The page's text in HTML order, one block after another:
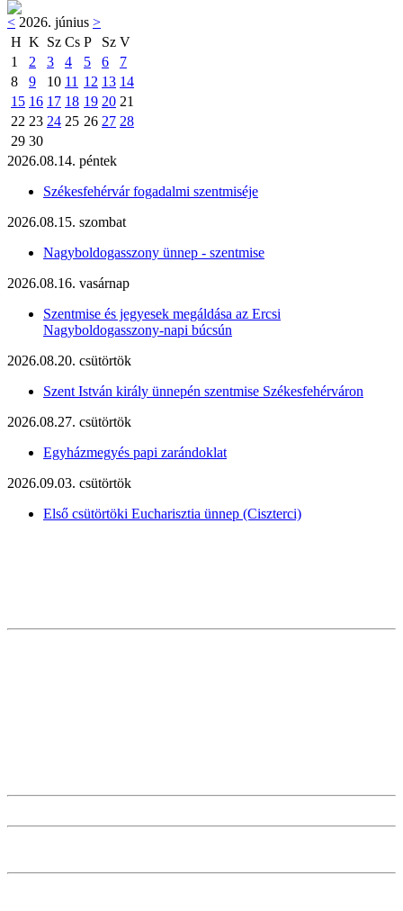
< 2026. június >
H K Sz Cs P Sz V
1
2 3 4 5 6
7
8
9 10 11 12 13 14
15 16 17 18 19 20 21
22 23 24 25 26 27 28
29 30
2026.08.14. péntek
Székesfehérvár fogadalmi szentmiséje
2026.08.15. szombat
Nagyboldogasszony ünnep - szentmise
2026.08.16. vasárnap
Szentmise és jegyesek megáldása az Ercsi
Nagyboldogasszony-napi búcsún
2026.08.20. csütörtök
Szent István király ünnepén szentmise Székesfehérváron
2026.08.27. csütörtök
Egyházmegyés papi zarándoklat
2026.09.03. csütörtök
Első csütörtöki Eucharisztia ünnep (Ciszterci)